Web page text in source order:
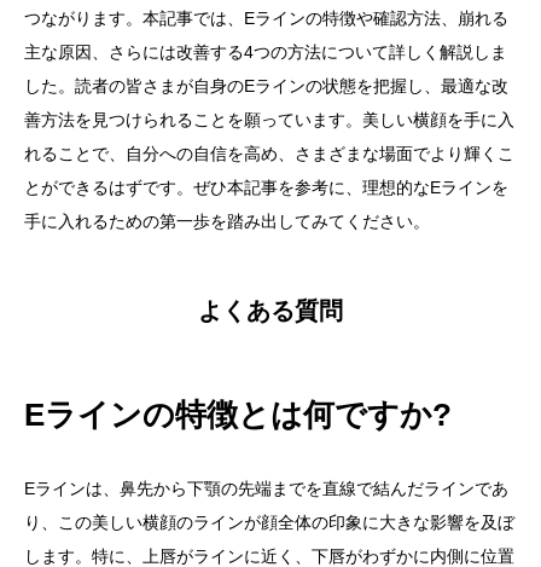
つながります。本記事では、Eラインの特徴や確認方法、崩れる
主な原因、さらには改善する4つの方法について詳しく解説しま
した。読者の皆さまが自身のEラインの状態を把握し、最適な改
善方法を見つけられることを願っています。美しい横顔を手に入
れることで、自分への自信を高め、さまざまな場面でより輝くこ
とができるはずです。ぜひ本記事を参考に、理想的なEラインを
手に入れるための第一歩を踏み出してみてください。
よくある質問
Eラインの特徴とは何ですか?
Eラインは、鼻先から下顎の先端までを直線で結んだラインであ
り、この美しい横顔のラインが顔全体の印象に大きな影響を及ぼ
します。特に、上唇がラインに近く、下唇がわずかに内側に位置